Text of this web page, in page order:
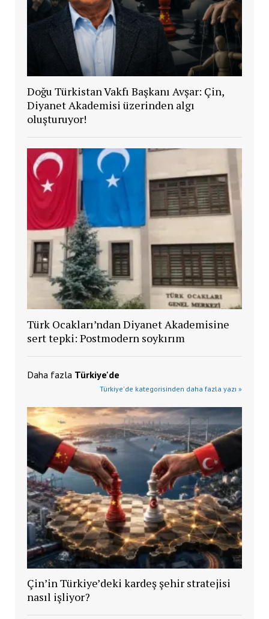
Doğu Türkistan Vakfı Başkanı Avşar: Çin,
Diyanet Akademisi üzerinden algı
oluşturuyor!
Türk Ocakları’ndan Diyanet Akademisine
sert tepki: Postmodern soykırım
Daha fazla Türkiye'de
Türkiye'de kategorisinden daha fazla yazı »
Çin’in Türkiye’deki kardeş şehir stratejisi
nasıl işliyor?